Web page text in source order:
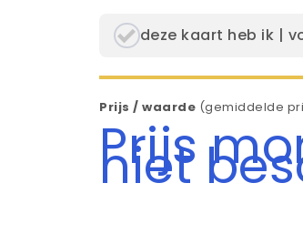
deze kaart heb ik |
Prijs / waarde (gemiddelde
Prijs
niet